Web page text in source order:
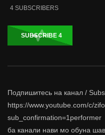
4 SUBSCRIBERS
SUBSCRIBE 4
Подпишитесь на канал /
https://www.youtube.com/c/
sub_confirmation=1performer
ба канали нави мо обуна